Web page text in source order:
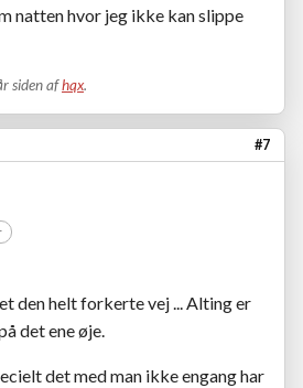
natten hvor jeg ikke kan slippe
siden afhqx.
#7
den helt forkerte vej ... Alting er
det ene øje.
det med man ikke engang har